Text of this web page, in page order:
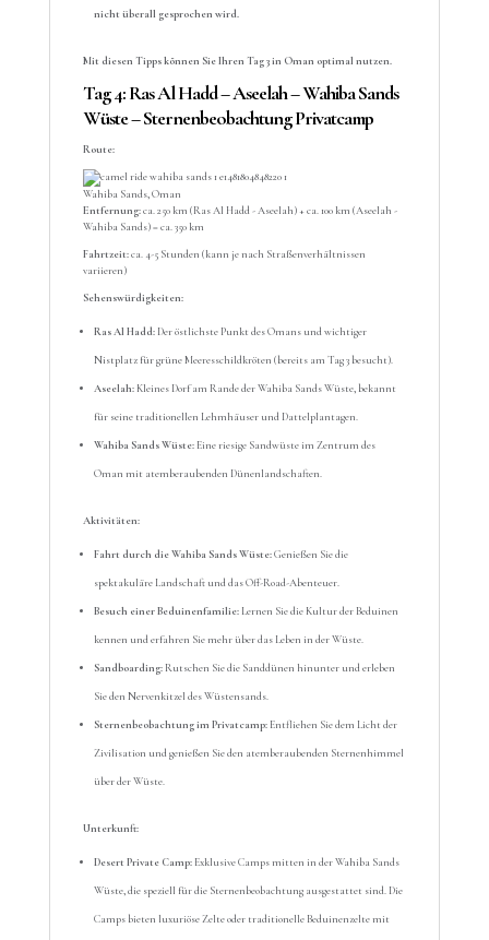
nicht überall gesprochen wird.
Mit diesen Tipps können Sie Ihren Tag 3 in Oman optimal nutzen.
Tag 4: Ras Al Hadd – Aseelah – Wahiba Sands
Wüste – Sternenbeobachtung Privatcamp
Route:
Wahiba Sands, Oman
Entfernung:ca. 250 km (Ras Al Hadd - Aseelah) + ca. 100 km (Aseelah -
Wahiba Sands) = ca. 350 km
Fahrtzeit:ca. 4-5 Stunden (kann je nach Straßenverhältnissen
variieren)
Sehenswürdigkeiten:
Ras Al Hadd:Der östlichste Punkt des Omans und wichtiger
Nistplatz für grüne Meeresschildkröten (bereits am Tag 3 besucht).
Aseelah:Kleines Dorf am Rande der Wahiba Sands Wüste, bekannt
für seine traditionellen Lehmhäuser und Dattelplantagen.
Wahiba Sands Wüste:Eine riesige Sandwüste im Zentrum des
Oman mit atemberaubenden Dünenlandschaften.
Aktivitäten:
Fahrt durch die Wahiba Sands Wüste:Genießen Sie die
spektakuläre Landschaft und das Off-Road-Abenteuer.
Besuch einer Beduinenfamilie:Lernen Sie die Kultur der Beduinen
kennen und erfahren Sie mehr über das Leben in der Wüste.
Sandboarding:Rutschen Sie die Sanddünen hinunter und erleben
Sie den Nervenkitzel des Wüstensands.
Sternenbeobachtung im Privatcamp:Entfliehen Sie dem Licht der
Zivilisation und genießen Sie den atemberaubenden Sternenhimmel
über der Wüste.
Unterkunft:
Desert Private Camp:Exklusive Camps mitten in der Wahiba Sands
Wüste, die speziell für die Sternenbeobachtung ausgestattet sind. Die
Camps bieten luxuriöse Zelte oder traditionelle Beduinenzelte mit